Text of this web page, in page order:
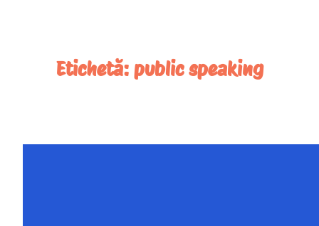
Etichetă: public speaking